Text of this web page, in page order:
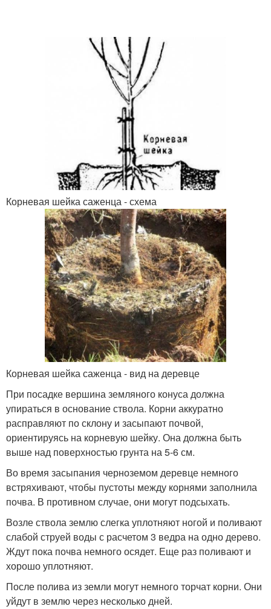
Корневая шейка саженца - схема
Корневая шейка саженца - вид на деревце
При посадке вершина земляного конуса должна
упираться в основание ствола. Корни аккуратно
расправляют по склону и засыпают почвой,
ориентируясь на корневую шейку. Она должна быть
выше над поверхностью грунта на 5-6 см.
Во время засыпания черноземом деревце немного
встряхивают, чтобы пустоты между корнями заполнила
почва. В противном случае, они могут подсыхать.
Возле ствола землю слегка уплотняют ногой и поливают
слабой струей воды с расчетом 3 ведра на одно дерево.
Ждут пока почва немного осядет. Еще раз поливают и
хорошо уплотняют.
После полива из земли могут немного торчат корни. Они
уйдут в землю через несколько дней.